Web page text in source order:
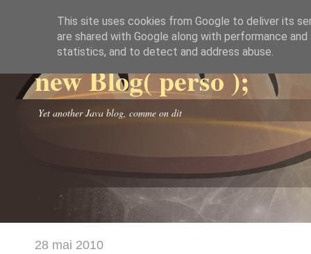
new Blog( perso );
Yet another Java blog, comme on dit
28 mai 2010
This site uses cookies from Google to deliver its
are shared with Google along with performance
statistics, and to detect and address abuse.